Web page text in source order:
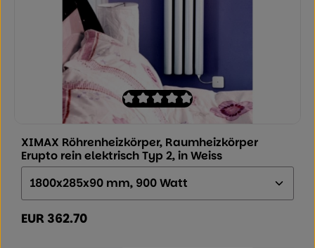
Durchschnittliche Bewertung von 0
XIMAX Röhrenheizkörper, Raumheizkörper
Erupto rein elektrisch Typ 2, in Weiss
Regulärer Preis:
EUR 362.70